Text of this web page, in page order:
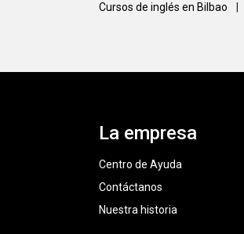
Cursos de inglés en Bilbao
La empresa
Centro de Ayuda
Contáctanos
Nuestra historia